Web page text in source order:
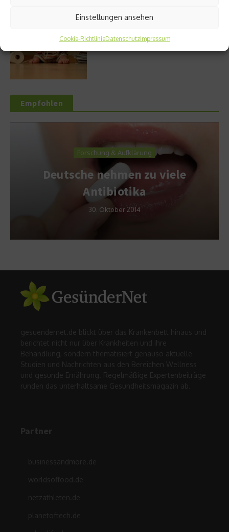
Einstellungen ansehen
Cookie-RichtlinieDatenschutzImpressum
Empfohlen
Forschung & Aufklärung
Deutsche nehmen zu viele
Antibiotika
30. Oktober 2014
gesuendernet.de blickt über das Krankenbett hinaus und
berichtet nicht nur über Krankheiten und ihre
Behandlung, sondern thematisiert genauso aktuelle
Studien und Nachrichten aus den Bereichen Wellness
und gesunde Ernährung. Regelmäßige Expertenbeiträge
runden das unterhaltsame Gesundheitsmagazin ab.
Partner
businessandmore.de
worldsoffood.de
netzathleten.de
planetoftech.de